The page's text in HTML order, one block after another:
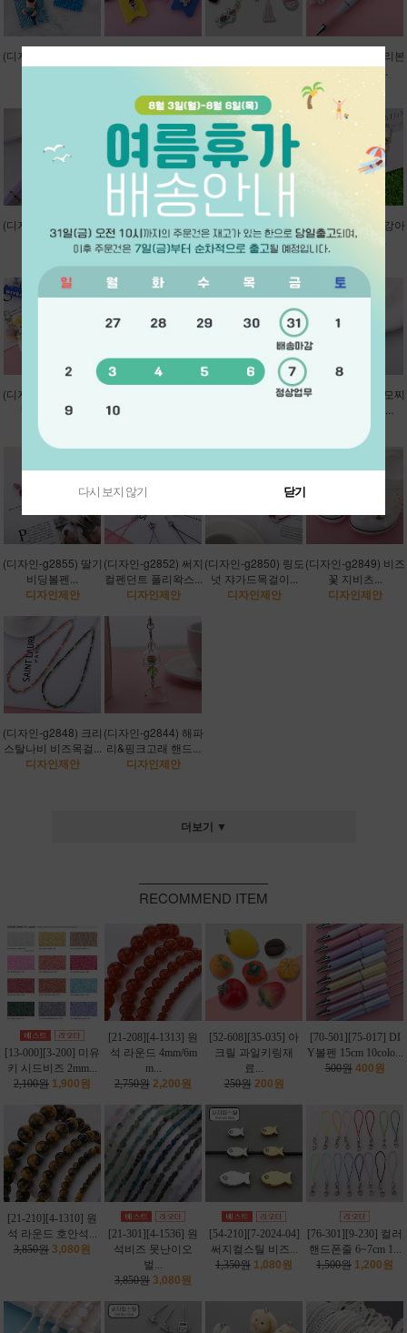
(디자인-g2883) 수영
장키링...
킥판키링...
매듭 키링...
(디자인-g2880) 리본
곰돌이 볼꾸...
디자인제안
(디자인-g2877) 돼지
볼꾸...
디자인제안
볼꾸...
디자인제안
린립밤키링...
디자인제안
(디자인-g2865) 강아
지응가키링...
디자인제안
(디자인-g2864) 후로
킹 림밤키링...
디자인제안
(디자인-g2857) 전통(디자인-g2856) 모찌
디자인제안
(디자인-g2855) 딸기
비딩볼펜...
디자인제안
(디자인-g2852) 써지
컬펜던트 폴리왁스...
디자인제안
(디자인-g2850) 링도
넛 쟈가드목걸이...
디자인제안
(디자인-g2849) 비즈
꽃 지비츠...
디자인제안
(디자인-g2848) 크리
스탈나비 비즈목걸...
디자인제안
(디자인-g2844) 해파
리&핑크고래 핸드...
디자인제안
더보기 ▼
RECOMMEND ITEM
[13-000][3-200] 미유
키 시드비즈 2mm...
2,100원 1,900원
[21-208][4-1313] 원
석 라운드 4mm/6m
m...
2,750원 2,200원
[52-608][35-035] 아
크릴 과일키링재
료...
250원 200원
[70-501][75-017] DI
Y볼펜 15cm 10colo...
500원 400원
[21-210][4-1310] 원
석 라운드 호안석...
3,850원 3,080원
[21-301][4-1536] 원
석비즈 못난이오
벌...
3,850원 3,080원
[54-210][7-2024-04]
써지컬스틸 비즈...
1,350원 1,080원
[76-301][9-230] 컬러
핸드폰줄 6~7cm 1...
1,500원 1,200원
다시 보지 않기 닫기